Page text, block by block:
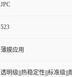
JPC
523
薄膜应用
透明级|||热稳定性|||标准级|||